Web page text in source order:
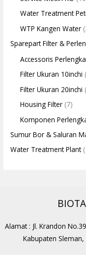
Water Treatment
WTP Kangen Water
Sparepart Filter &
Accessoris
Filter Ukuran 10inchi
Filter Ukuran 20inchi
Housing Filter (7)
Komponen
Sumur Bor & Saluran
Water Treatment Plant
Alamat : Jl. Krandon
Kabupaten